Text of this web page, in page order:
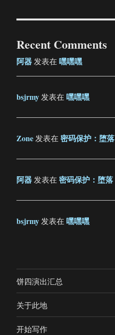
Recent Comments
阿器发表在嘿嘿嘿
bsjrmy发表在嘿嘿嘿
Zone发表在密码保护：堕落
阿器发表在密码保护：堕落
bsjrmy发表在嘿嘿嘿
饼四演出汇总
关于此地
开始写作